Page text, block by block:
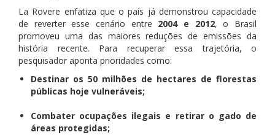
La Rovere enfatiza que o país já demonstrou capacidade
de reverter esse cenário entre 2004 e 2012, o Brasil
promoveu uma das maiores reduções de emissões da
história recente. Para recuperar essa trajetória, o
pesquisador aponta prioridades como:
Destinar os 50 milhões de hectares de florestas
públicas hoje vulneráveis;
Combater ocupações ilegais e retirar o gado de
áreas protegidas;